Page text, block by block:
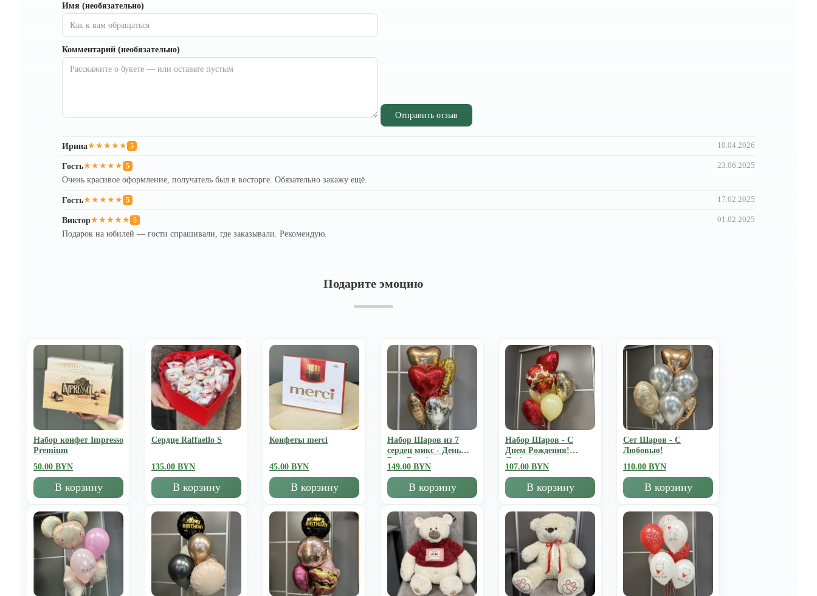
Имя (необязательно)
Комментарий (необязательно)
Отправить отзыв
Ирина★★★★★ 5 10.04.2026
Гость★★★★★ 5 23.06.2025
Очень красивое оформление, получатель был в восторге. Обязательно закажу ещё.
Гость★★★★★ 5 17.02.2025
Виктор★★★★★ 5 01.02.2025
Подарок на юбилей — гости спрашивали, где заказывали. Рекомендую.
Подарите эмоцию
Набор конфет Impresso
Premium
50.00 BYN
В корзину
Сердце Raffaello S
135.00 BYN
В корзину
Конфеты merci
45.00 BYN
В корзину
Набор Шаров из 7
сердец микс - День
Всех Влюбленных
149.00 BYN
В корзину
Набор Шаров - С
Днем Рождения!
Люблю
107.00 BYN
В корзину
Сет Шаров - С
Любовью!
110.00 BYN
В корзину